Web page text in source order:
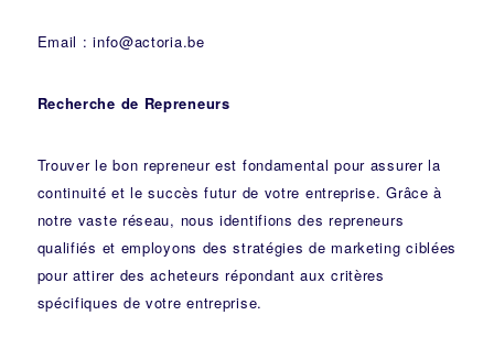
Email : info@actoria.be
Recherche de Repreneurs
Trouver le bon repreneur est fondamental pour assurer la
continuité et le succès futur de votre entreprise. Grâce à
notre vaste réseau, nous identifions des repreneurs
qualifiés et employons des stratégies de marketing ciblées
pour attirer des acheteurs répondant aux critères
spécifiques de votre entreprise.